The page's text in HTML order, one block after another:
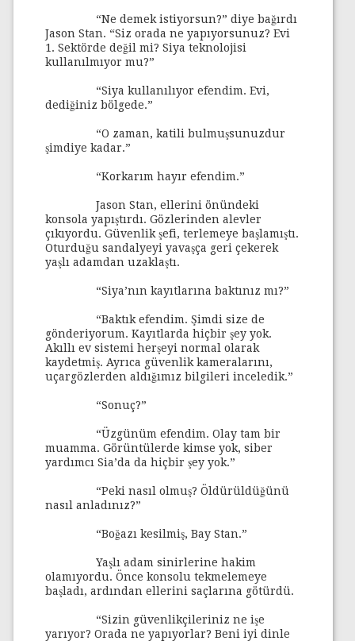
“Ne demek istiyorsun?” diye bağırdı
Jason Stan. “Siz orada ne yapıyorsunuz? Evi
1. Sektörde değil mi? Siya teknolojisi
kullanılmıyor mu?”
“Siya kullanılıyor efendim. Evi,
dediğiniz bölgede.”
“O zaman, katili bulmuşsunuzdur
şimdiye kadar.”
“Korkarım hayır efendim.”
Jason Stan, ellerini önündeki
konsola yapıştırdı. Gözlerinden alevler
çıkıyordu. Güvenlik şefi, terlemeye başlamıştı.
Oturduğu sandalyeyi yavaşça geri çekerek
yaşlı adamdan uzaklaştı.
“Siya’nın kayıtlarına baktınız mı?”
“Baktık efendim. Şimdi size de
gönderiyorum. Kayıtlarda hiçbir şey yok.
Akıllı ev sistemi herşeyi normal olarak
kaydetmiş. Ayrıca güvenlik kameralarını,
uçargözlerden aldığımız bilgileri inceledik.”
“Sonuç?”
“Üzgünüm efendim. Olay tam bir
muamma. Görüntülerde kimse yok, siber
yardımcı Sia’da da hiçbir şey yok.”
“Peki nasıl olmuş? Öldürüldüğünü
nasıl anladınız?”
“Boğazı kesilmiş, Bay Stan.”
Yaşlı adam sinirlerine hakim
olamıyordu. Önce konsolu tekmelemeye
başladı, ardından ellerini saçlarına götürdü.
“Sizin güvenlikçileriniz ne işe
yarıyor? Orada ne yapıyorlar? Beni iyi dinle